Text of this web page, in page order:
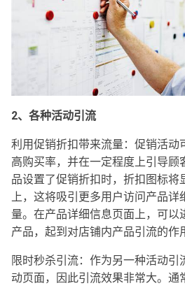
2、各种活动引流
利用促销折扣带来流量：促销活动
高购买率，并在一定程度上引导顾
品设置了促销折扣时，折扣图标将
上，这将吸引更多用户访问产品详
量。在产品详细信息页面上，可以
产品，起到对店铺内产品引流的作
限时秒杀引流：作为另一种活动
动页面，因此引流效果非常大。通